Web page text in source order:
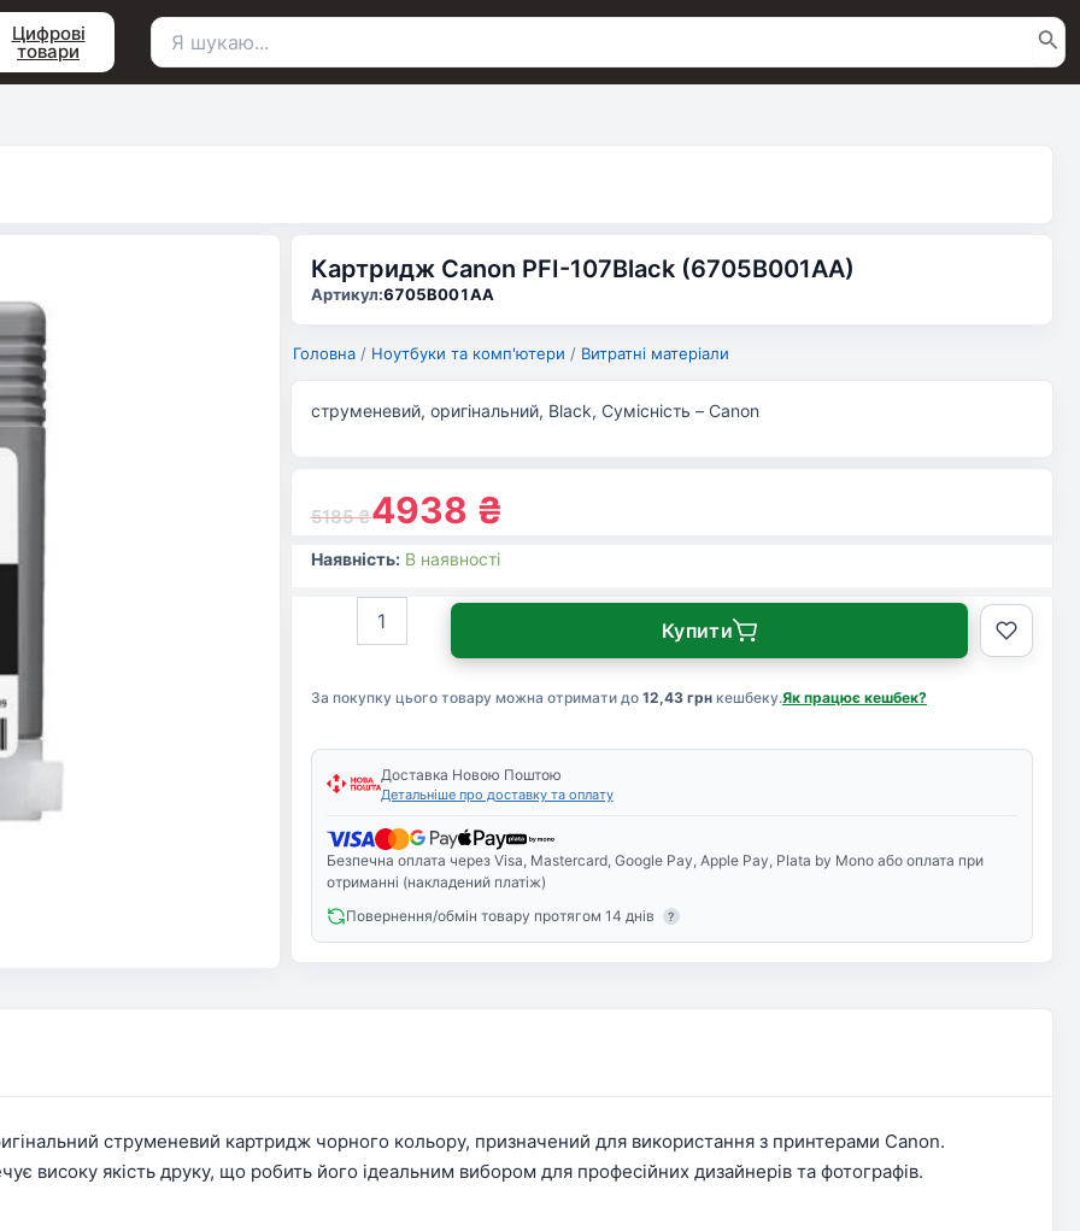
Цифрові
товари
Пошук
Картридж Canon PFI-107Black (6705B001AA)
Артикул:6705B001AA
Головна / Ноутбуки та комп'ютери / Витратні матеріали
5185₴4938 ₴
струменевий, оригінальний, Black, Сумісність – Canon
Наявність: В наявності
За покупку цього товару можна отримати до 12,43 грнкешбеку.Як працює кешбек?
(6705B001AA)
Купити
Доставка Новою Поштою
Детальніше про доставку та оплату
Безпечна оплата через Visa, Mastercard, Google Pay, Apple Pay, Plata by Mono або оплата при
отриманні (накладений платіж)
Повернення/обмін товару протягом 14 днів
?
струменевий картридж чорного кольору, призначений для використання з принтерами Canon.
високу якість друку, що робить його ідеальним вибором для професійних дизайнерів та фотографів.